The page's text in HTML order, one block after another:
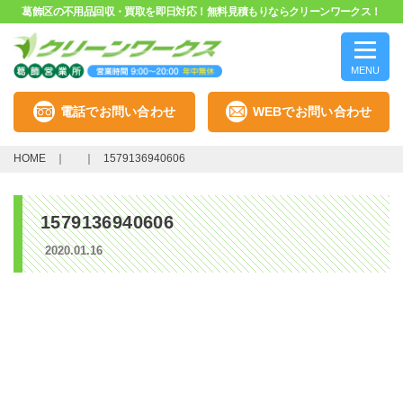
葛飾区の不用品回収・買取を即日対応！無料見積もりならクリーンワークス！
MENU
電話でお問い合わせ WEBでお問い合わせ
HOME 1579136940606
1579136940606
2020.01.16